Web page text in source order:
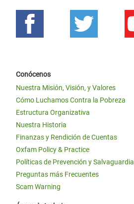
Conócenos
Nuestra Misión, Visión, y Valores
Cómo Luchamos Contra la Pobreza
Estructura Organizativa
Nuestra Historia
Finanzas y Rendición de Cuentas
Oxfam Policy & Practice
Políticas de Prevención y Salvaguardia
Preguntas más Frecuentes
Scam Warning